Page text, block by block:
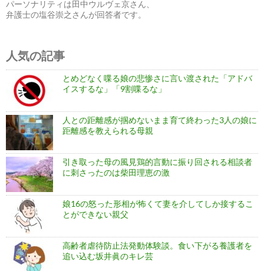
パーソナリティは田中ウルヴェ京さん、
弁護士の塩谷崇之さんが回答者です。
人気の記事
とめどなく喋る娘の悲惨さに言い渡された「アドバ
イスするな」「9割喋るな」
人との距離感が掴めないまま育て終わった3人の娘に
距離感を教えられる母親
引き取った母の風見鶏的言動に振り回される相談者
に刺さったのは柴田理恵の激
娘16の怒った形相が怖くて妻を介してしか接するこ
とができない親父
高齢者虐待防止法発動体験談。食い下がる養護者を
追い込む坂井眞のキレ芸